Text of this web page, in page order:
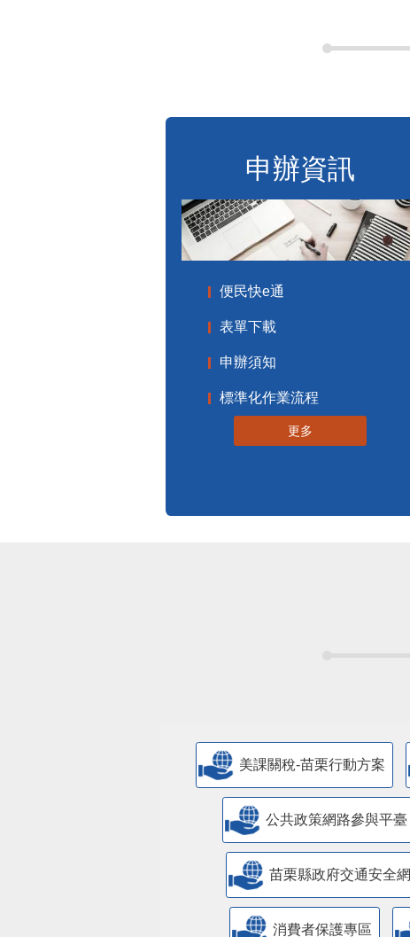
申辦資訊
便民快e通
表單下載
申辦須知
標準化作業流程
更多
美課關稅-苗栗行動方案
公共政策網路參與平臺
苗栗縣政府交通安全網
消費者保護專區